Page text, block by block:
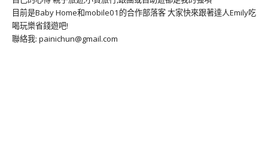
目前是Baby Home和mobile01的合作部落客 大家快來跟著達人Emily吃
喝玩樂省錢遊吧!
聯絡我: painichun@gmail.com